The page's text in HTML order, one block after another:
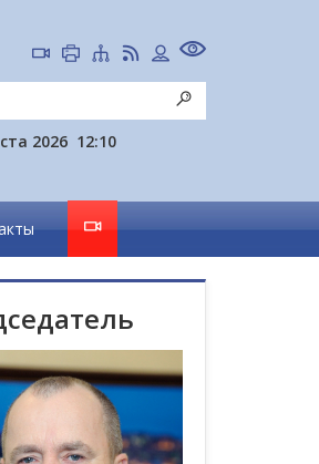
2026 12:10